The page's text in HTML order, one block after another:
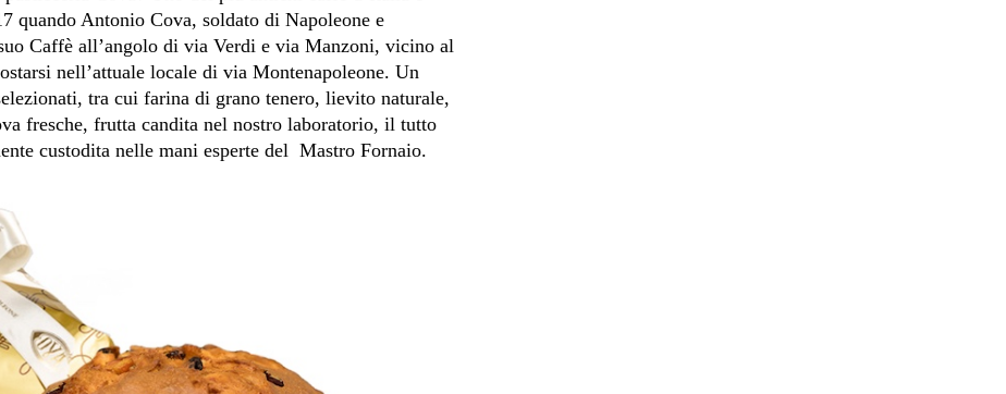
quando Antonio Cova, soldato di Napoleone e
Caffè all’angolo di via Verdi e via Manzoni, vicino al
nell’attuale locale di via Montenapoleone. Un
tra cui farina di grano tenero, lievito naturale,
fresche, frutta candita nel nostro laboratorio, il tutto
custodita nelle mani esperte del Mastro Fornaio.